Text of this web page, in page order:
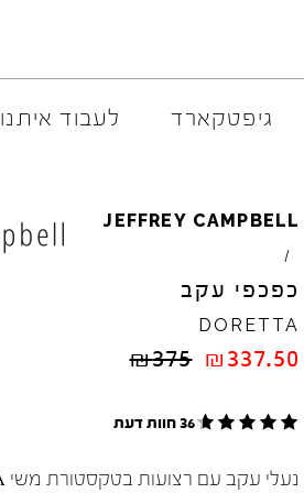
ELIA
GOLA
HOKA
LE
גיפטקארד לעבוד איתנו
JEFFREY CAMPBELL
/
כפכפי עקב
DORETTA
₪375 ₪337.50
36 חוות דעת